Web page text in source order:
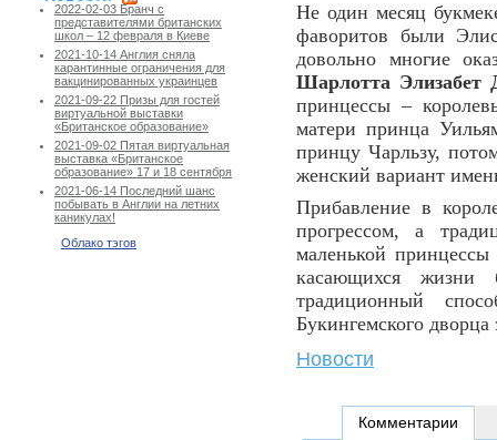
2022-02-03 Бранч с
представителями британских
школ – 12 февраля в Киеве
2021-10-14 Англия сняла
карантинные ограничения для
вакцинированных украинцев
2021-09-22 Призы для гостей
виртуальной выставки
«Британское образование»
2021-09-02 Пятая виртуальная
выставка «Британское
образование» 17 и 18 сентября
2021-06-14 Последний шанс
побывать в Англии на летних
каникулах!
Облако тэгов
Не один месяц
фаворитов были
довольно многие
Шарлотта Элизабет
принцессы –
матери принца
принцу Чарльзу,
женский вариант
Прибавление в
прогрессом, а
маленькой
касающихся жизни
традиционный
Букингемского
Новости
Комментарии